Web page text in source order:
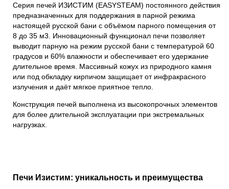
Серия печей ИЗИСТИМ (EASYSTEAM) постоянного действия
предназначенных для поддержания в парной режима
настоящей русской бани с объёмом парного помещения от
8 до 35 м3. Инновационный функционал печи позволяет
выводит парную на режим русской бани с температурой 60
градусов и 60% влажности и обеспечивает его удержание
длительное время. Массивный кожух из природного камня
или под обкладку кирпичом защищает от инфракрасного
излучения и даёт мягкое приятное тепло.
Конструкция печей выполнена из высокопрочных элементов
для более длительной эксплуатации при экстремальных
нагрузках.
Печи Изистим: уникальность и преимущества